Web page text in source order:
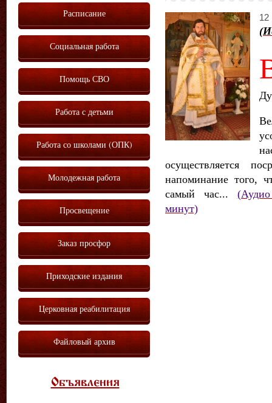
12
осуществляется
напоминание того,
самый час...
минут)
Расписание
Социальная работа
Помощь СВО
Работа с детьми
Работа со школами (ОПК)
Молодежная работа
Просвещение
Заказ просфор
Приходские издания
Церковная реабилитация
Файловый архив
Объявления